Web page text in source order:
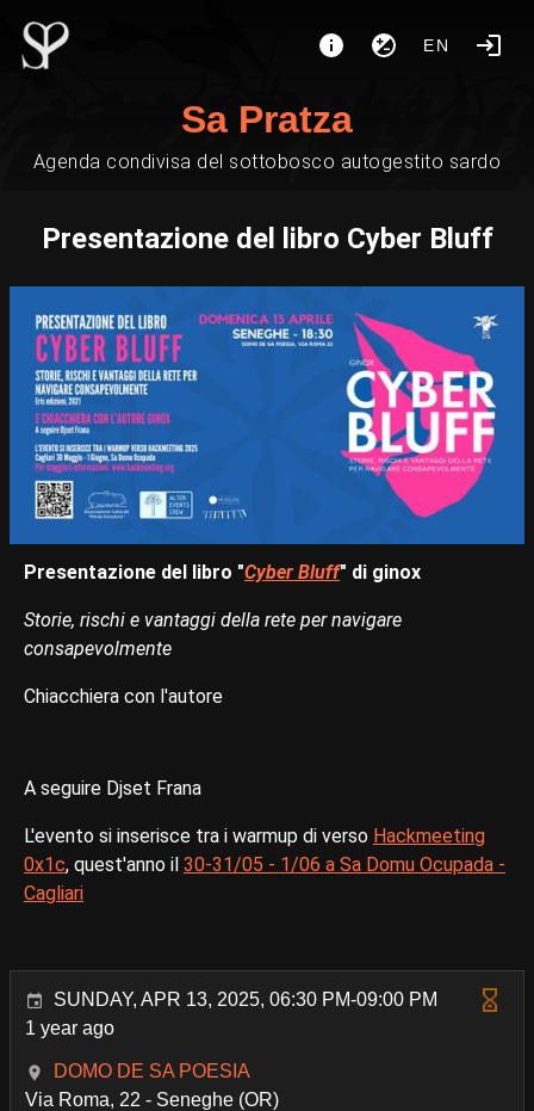
EN
Sa Pratza
Agenda condivisa del sottobosco autogestito sardo
Presentazione del libro Cyber Bluff
Presentazione del libro "Cyber Bluff" di ginox
Storie, rischi e vantaggi della rete per navigare
consapevolmente
Chiacchiera con l'autore
A seguire Djset Frana
L'evento si inserisce tra i warmup di verso Hackmeeting
0x1c, quest'anno il 30-31/05 - 1/06 a Sa Domu Ocupada -
Cagliari
SUNDAY, APR 13, 2025, 06:30 PM-09:00 PM
1 year ago
DOMO DE SA POESIA
Via Roma, 22 - Seneghe (OR)